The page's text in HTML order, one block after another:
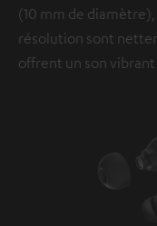
(10 mm de
résolution sont
offrent un son